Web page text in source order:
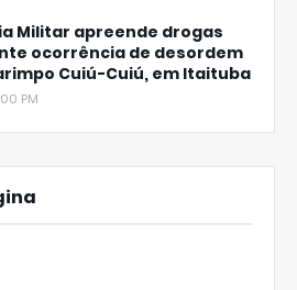
Militar apreende drogas
ocorrência de desordem
Cuiú-Cuiú, em Itaituba
PM